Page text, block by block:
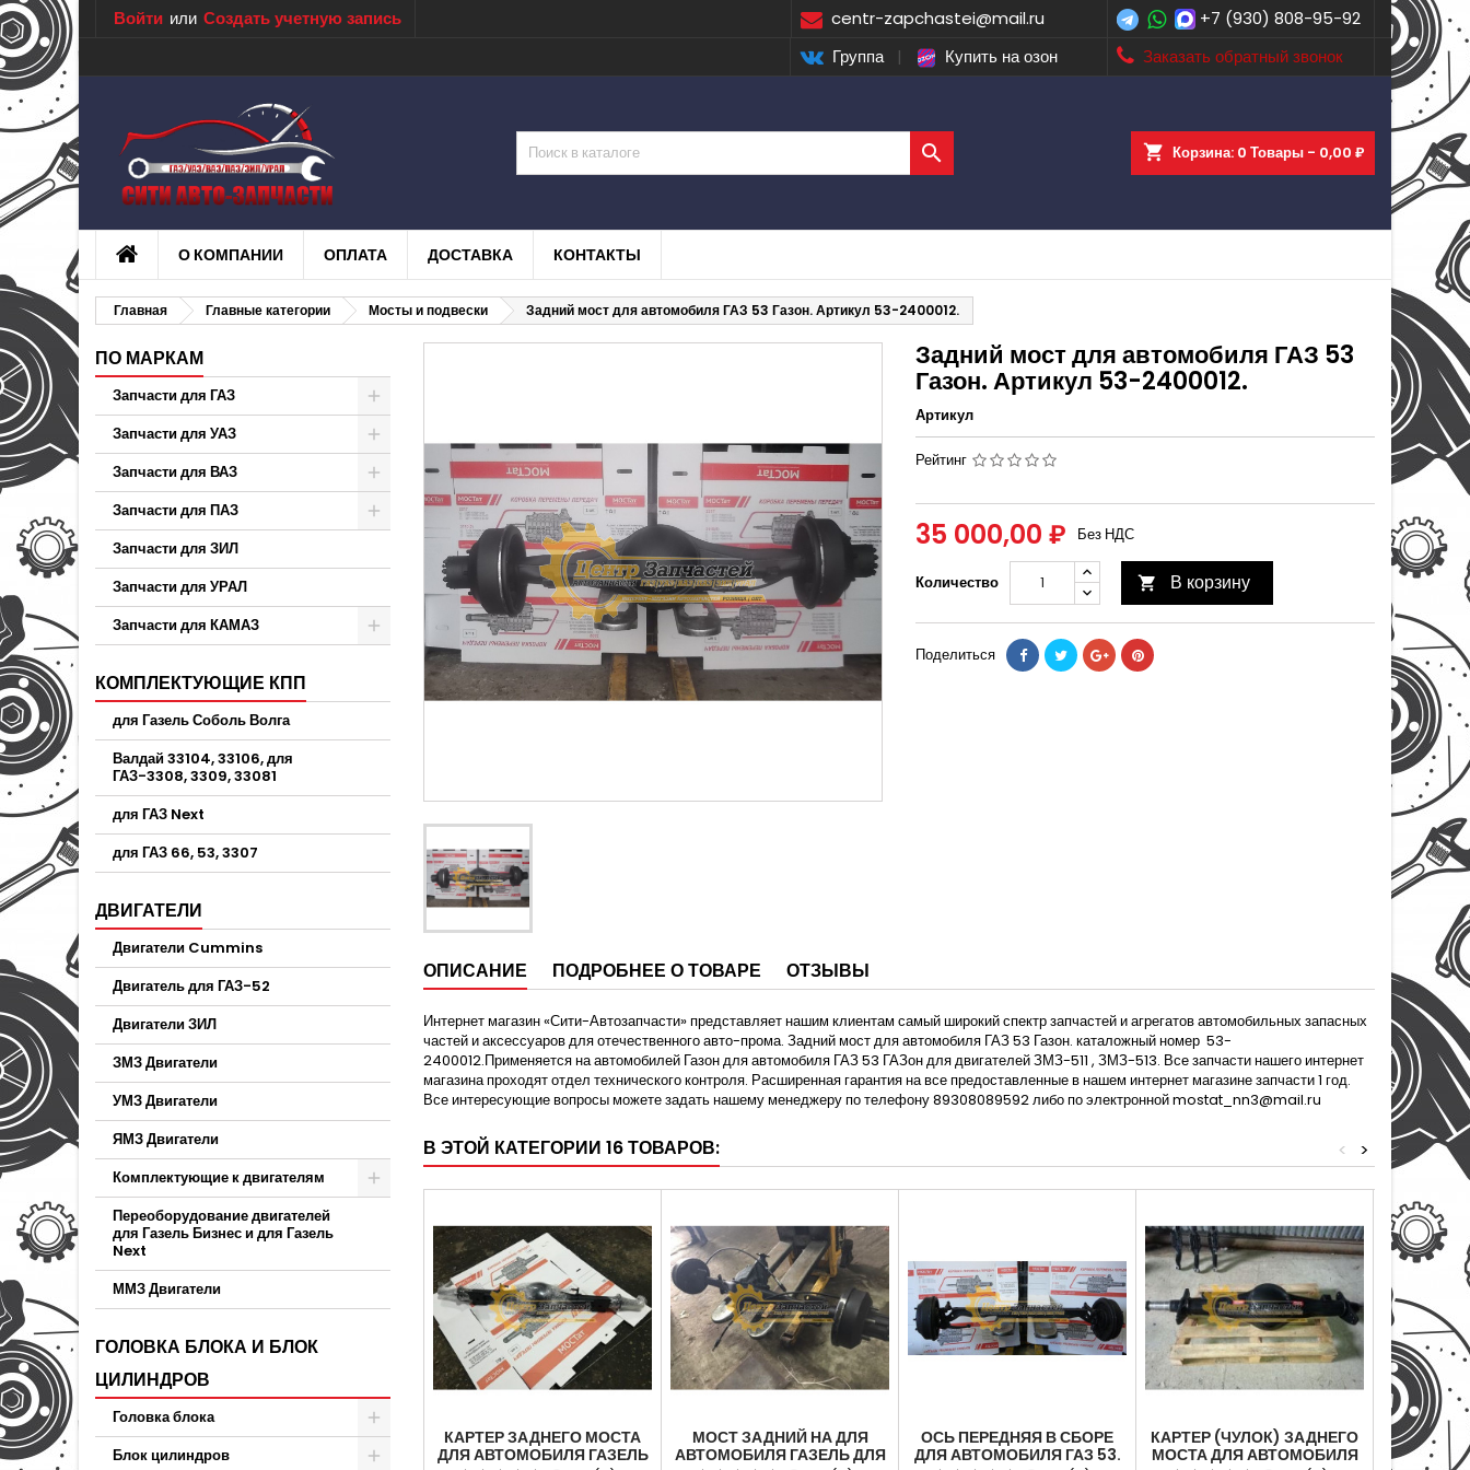
centr-zapchastei@mail.ru +7 (930) 808-95-92
Войти или Создать учетную запись
Заказать обратный звонок
Группа | Купить на озон
shopping_cart Корзина: 0 Товары - 0,00 ₽

О КОМПАНИИ ОПЛАТА ДОСТАВКА КОНТАКТЫ
Главная Главные категории Мосты и подвески Задний мост для автомобиля ГАЗ 53 Газон. Артикул 53-2400012.
ПО МАРКАМ
Запчасти для ГАЗ
Запчасти для УАЗ
Запчасти для ВАЗ
Запчасти для ПАЗ
Запчасти для ЗИЛ
Запчасти для УРАЛ
Запчасти для КАМАЗ
КОМПЛЕКТУЮЩИЕ КПП
для Газель Соболь Волга
Валдай 33104, 33106, для
ГАЗ-3308, 3309, 33081
для ГАЗ Next
для ГАЗ 66, 53, 3307
ДВИГАТЕЛИ
Двигатели Cummins
Двигатель для ГАЗ-52
Двигатели ЗИЛ
ЗМЗ Двигатели
УМЗ Двигатели
ЯМЗ Двигатели
Комплектующие к двигателям
Переоборудование двигателей
для Газель Бизнес и для Газель
Next
ММЗ Двигатели
ГОЛОВКА БЛОКА И БЛОК
ЦИЛИНДРОВ
Головка блока
Блок цилиндров
Задний мост для автомобиля ГАЗ 53
Газон. Артикул 53-2400012.
Артикул
Рейтинг
35 000,00 ₽ Без НДС
Количество  В корзину
Поделиться
ОПИСАНИЕ ПОДРОБНЕЕ О ТОВАРЕ ОТЗЫВЫ
Интернет магазин «Сити-Автозапчасти» представляет нашим клиентам самый широкий спектр запчастей и агрегатов автомобильных запасных
частей и аксессуаров для отечественного авто-прома. Задний мост для автомобиля ГАЗ 53 Газон. каталожный номер 53-
2400012.Применяется на автомобилей Газон для автомобиля ГАЗ 53 ГАЗон для двигателей ЗМЗ-511 , ЗМЗ-513. Все запчасти нашего интернет
магазина проходят отдел технического контроля. Расширенная гарантия на все предоставленные в нашем интернет магазине запчасти 1 год.
Все интересующие вопросы можете задать нашему менеджеру по телефону 89308089592 либо по электронной mostat_nn3@mail.ru
В ЭТОЙ КАТЕГОРИИ 16 ТОВАРОВ: >
<
КАРТЕР ЗАДНЕГО МОСТА
ДЛЯ АВТОМОБИЛЯ ГАЗЕЛЬ
МОСТ ЗАДНИЙ НА ДЛЯ
АВТОМОБИЛЯ ГАЗЕЛЬ ДЛЯ
ОСЬ ПЕРЕДНЯЯ В СБОРЕ
ДЛЯ АВТОМОБИЛЯ ГАЗ 53.
КАРТЕР (ЧУЛОК) ЗАДНЕГО
МОСТА ДЛЯ АВТОМОБИЛЯ